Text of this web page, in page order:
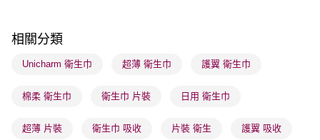
確認發貨後1-3 工作天送達，訂單將隨機分配至SF順豐速運或京東
物流公司進行物流配送
取。逾期會取消訂單，並不會安排重寄
相關分類
Unicharm 衛生巾 超薄 衛生巾 護翼 衛生巾
棉柔 衛生巾 衛生巾 片裝 日用 衛生巾
超薄 片裝 衛生巾 吸收 片裝 衛生 護翼 吸收